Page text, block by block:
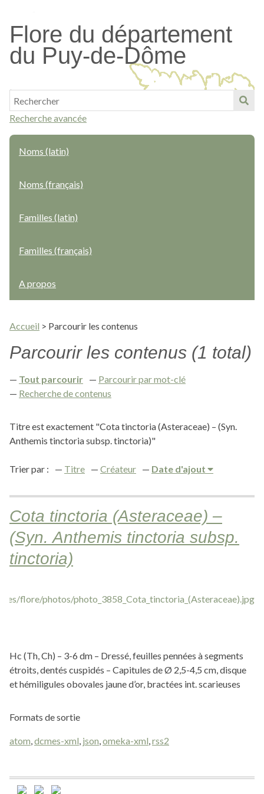
contenu
principal
Flore du département
du Puy-de-Dôme
Recherche avancée
Noms (latin)
Noms (français)
Familles (latin)
Familles (français)
A propos
Accueil > Parcourir les contenus
Parcourir les contenus (1 total)
Tout parcourir
Parcourir par mot-clé
Recherche de contenus
Titre est exactement "Cota tinctoria (Asteraceae) – (Syn.
Anthemis tinctoria subsp. tinctoria)"
Trier par : Titre Créateur Date d'ajout
Cota tinctoria (Asteraceae) –
(Syn. Anthemis tinctoria subsp.
tinctoria)
Hc (Th, Ch) – 3-6 dm – Dressé, feuilles pennées à segments
étroits, dentés cuspidés – Capitules de Ø 2,5-4,5 cm, disque
et hémiligules obovales jaune d’or, bractées int. scarieuses
Formats de sortie
atom,dcmes-xml, json,omeka-xml,rss2